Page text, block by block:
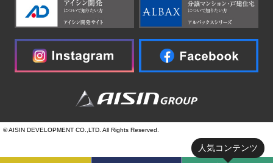
人気コンテンツ
© AISIN DEVELOPMENT CO.,LTD. All Rights Reserved.